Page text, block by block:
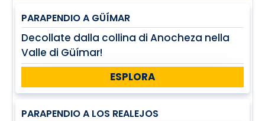
PARAPENDIO A GÜÍMAR
Decollate dalla collina di Anocheza nella
Valle di Güímar!
ESPLORA
PARAPENDIO A LOS REALEJOS